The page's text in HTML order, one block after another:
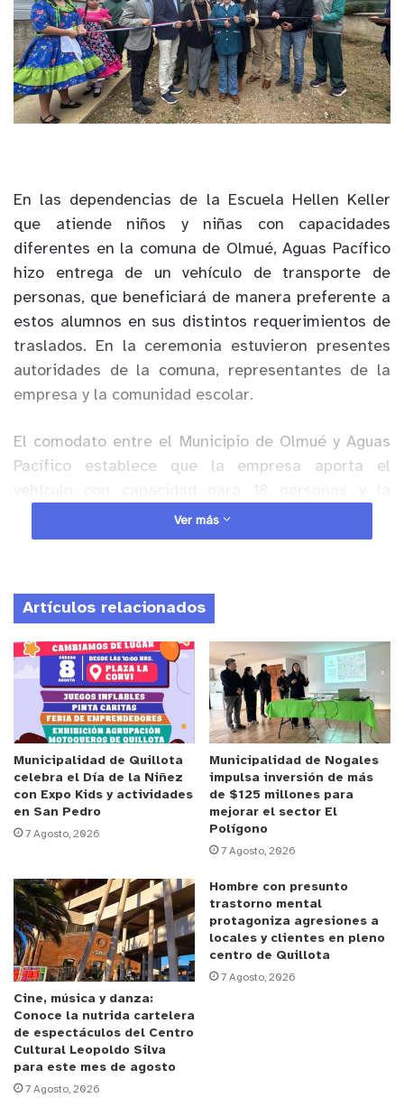
En las dependencias de la Escuela Hellen Keller
que atiende niños y niñas con capacidades
diferentes en la comuna de Olmué, Aguas Pacífico
hizo entrega de un vehículo de transporte de
personas, que beneficiará de manera preferente a
estos alumnos en sus distintos requerimientos de
traslados. En la ceremonia estuvieron presentes
autoridades de la comuna, representantes de la
empresa y la comunidad escolar.
El comodato entre el Municipio de Olmué y Aguas
Pacífico establece que la empresa aporta el
municipalidad se hace cargo del conductor,
combustible y mantenciones del mismo.
En la ceremonia de entrega, la directora de la
escuela Hellen Keller, Claudia Palma señaló que,
“
este bus nos viene a dar una tremenda alegría,
para poder hacer el traslado de los alumnos desde
Olmué hacia otros sectores de la comuna. Esta
ayuda viene a complementar también el trabajo
pedagógico, vamos a poder salir a terreno y hacer
rutinas diarias. Es un bus seguro, grande y solo
queremos agradecer este aporte”.
De parte del Municipio, el alcalde Jorge Jil Herrera
destacó que“todos los proyectos e iniciativas de
nuestra administración ponen el foco en la
comunidad y en su bienestar. Este vehículo
aportado por Aguas Pacífico beneficia
directamente a los niños de la escuela,
brindándoles comodidad y un trato digno. Creo
firmemente que la construcción de comunidad se
logra con la contribución de todos actores público
y privados, al desarrollo comunal y al bienestar
Ver más
Artículos relacionados
Municipalidad de Quillota
celebra el Día de la Niñez
con Expo Kids y actividades
en San Pedro
7 Agosto, 2026
Municipalidad de Nogales
impulsa inversión de más
de $125 millones para
mejorar el sector El
Polígono
7 Agosto, 2026
Cine, música y danza:
Conoce la nutrida cartelera
de espectáculos del Centro
Cultural Leopoldo Silva
para este mes de agosto
7 Agosto, 2026
Hombre con presunto
trastorno mental
protagoniza agresiones a
locales y clientes en pleno
centro de Quillota
7 Agosto, 2026